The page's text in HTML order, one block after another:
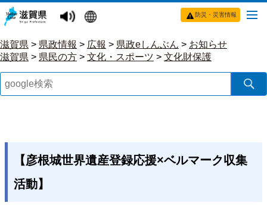
防災・災害情報
滋賀県 > 県政情報 > 広報 > 県政eしんぶん > お知らせ
滋賀県 > 県民の方 > 文化・スポーツ > 文化財保護
【彦根城世界遺産登録応援×ベルマーク収集
活動】